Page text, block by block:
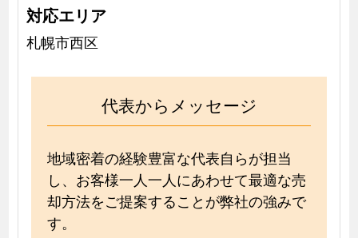
対応エリア
札幌市西区
代表からメッセージ
地域密着の経験豊富な代表自らが担当
し、お客様一人一人にあわせて最適な売
却方法をご提案することが弊社の強みで
す。